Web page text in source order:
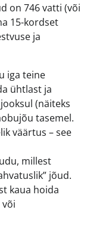
on 746 vatti (või
15-kordset
ja
iga teine
ühtlast ja
(näiteks
tasemel.
väärtus – see
millest
jõud.
kaua hoida